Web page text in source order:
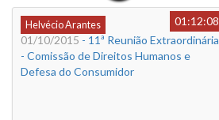
Helvécio Arantes
01:12:08
01/10/2015 - 11ª Reunião Extraordinária
- Comissão de Direitos Humanos e
Defesa do Consumidor